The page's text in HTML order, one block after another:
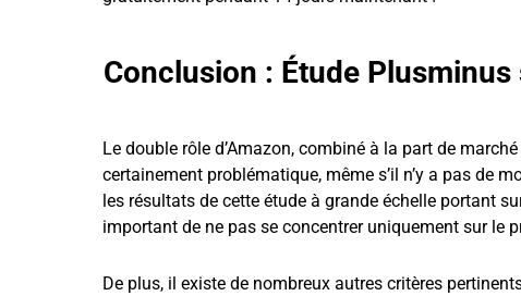
Conclusion : Étude Plusminus
Le double rôle d’Amazon, combiné à la part de
certainement problématique, même s’il n’y a pas de
les résultats de cette étude à grande échelle portant
important de ne pas se concentrer uniquement sur le
De plus, il existe de nombreux autres critères